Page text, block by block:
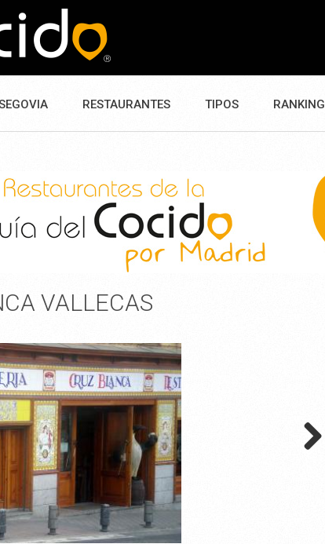
RESTAURANTES TIPOS RANKING
VALLECAS